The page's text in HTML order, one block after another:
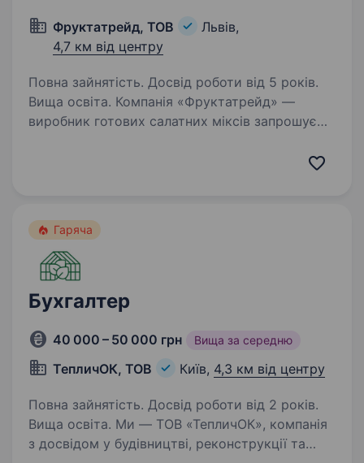
Фруктатрейд, ТОВ
Львів,
4,7 км від центру
Повна зайнятість. Досвід роботи від 5 років.
Вища освіта. Компанія «Фруктатрейд» —
виробник готових салатних міксів запрошує
Гаряча
Бухгалтер
40 000 – 50 000 грн Вища за середню
ТепличОК, ТОВ Київ, 4,3 км від центру
Повна зайнятість. Досвід роботи від 2 років.
Вища освіта. Ми — ТОВ «ТепличОК», компанія
з досвідом у будівництві, реконструкції та